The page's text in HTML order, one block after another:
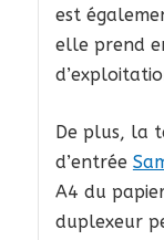
est
elle prend
De plus, la
d’entrée
A4 du
duplexeur